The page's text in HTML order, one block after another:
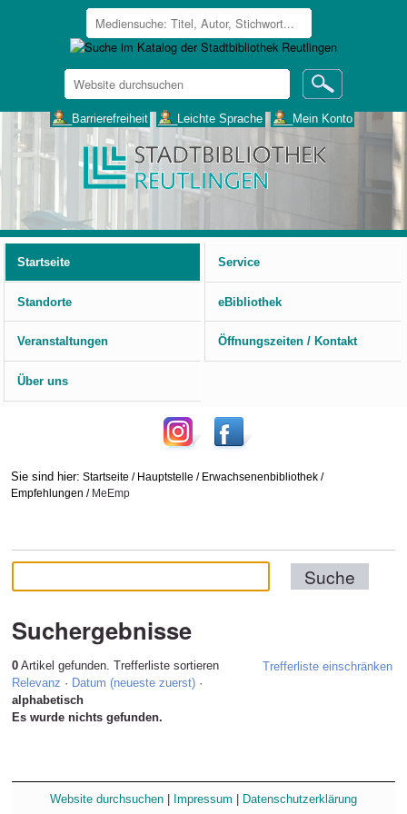
Website
durchsuchen
___Barrierefreiheit ___Leichte Sprache ___Mein Konto
Startseite
Service
Standorte eBibliothek
Veranstaltungen Öffnungszeiten / Kontakt
Über uns
Sie sind hier: Startseite / Hauptstelle / Erwachsenenbibliothek /
Empfehlungen / MeEmp
Suchergebnisse
0Artikel gefunden. Trefferliste einschränken
Trefferliste sortieren
Relevanz · Datum (neueste zuerst) ·
alphabetisch
Es wurde nichts gefunden.
Website durchsuchen Impressum Datenschutzerklärung